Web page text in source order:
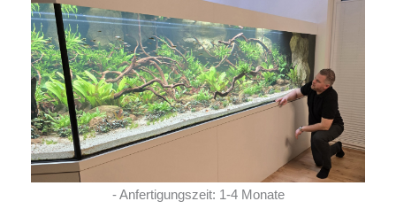
- Anfertigungszeit: 1-4 Monate